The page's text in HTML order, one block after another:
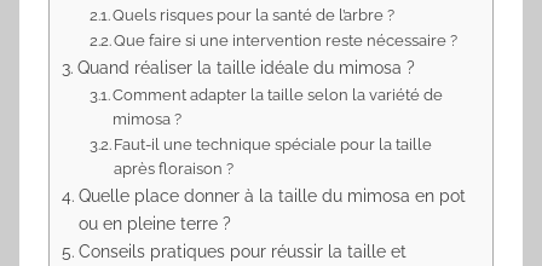
Quels risques pour la santé de l’arbre ?
Que faire si une intervention reste nécessaire ?
Quand réaliser la taille idéale du mimosa ?
Comment adapter la taille selon la variété de
mimosa ?
Faut-il une technique spéciale pour la taille
après floraison ?
Quelle place donner à la taille du mimosa en pot
ou en pleine terre ?
Conseils pratiques pour réussir la taille et